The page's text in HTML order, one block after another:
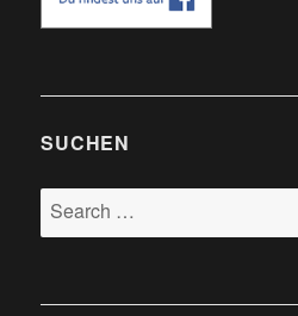
SUCHEN
Search
for: